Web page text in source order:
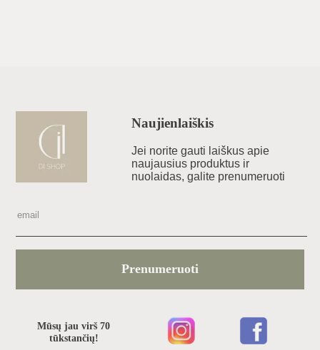
Naujienlaiškis
Jei norite gauti laiškus apie
naujausius produktus ir
nuolaidas, galite prenumeruoti
Prenumeruoti
Mūsų jau virš 70
tūkstančių!